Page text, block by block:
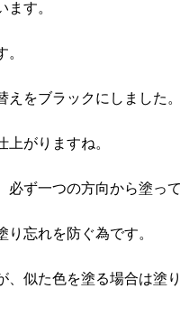
す。
をブラックにしました。
がりますね。
ず一つの方向から塗っ
忘れを防ぐ為です。
似た色を塗る場合は塗